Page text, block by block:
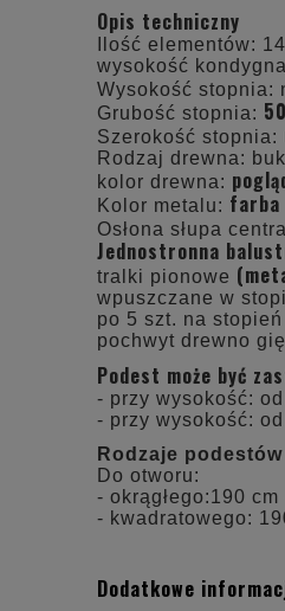
Opis techniczny
Ilość elementów:
wysokość
Wysokość stopnia:
Grubość stopnia:
Szerokość stopnia:
Rodzaj drewna:
kolor drewna:
Kolor metalu: farba
Osłona słupa
Jednostronna
tralki pionowe
wpuszczane w
po 5 szt. na stopień
pochwyt drewno
Podest może być
- przy wysokość:
- przy wysokość:
Rodzaje podestów
Do otworu:
- okrągłego:190
- kwadratowego:
Dodatkowe